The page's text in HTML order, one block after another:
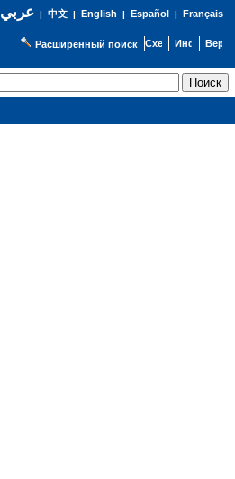
عربي| 中文| English | Español | Français
Расширенный поиск